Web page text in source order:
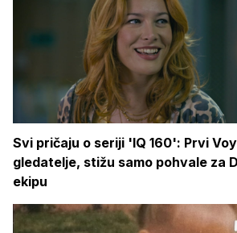
Svi pričaju o seriji 'IQ 160': Prvi
gledatelje, stižu samo pohvale za
ekipu